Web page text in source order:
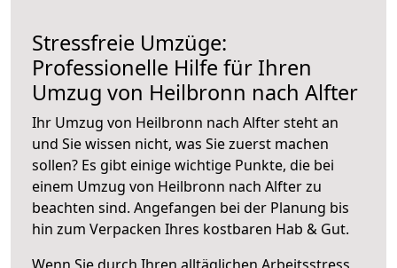
Stressfreie Umzüge:
Professionelle Hilfe für Ihren
Umzug von Heilbronn nach Alfter
Ihr Umzug von Heilbronn nach Alfter steht an
und Sie wissen nicht, was Sie zuerst machen
sollen? Es gibt einige wichtige Punkte, die bei
einem Umzug von Heilbronn nach Alfter zu
beachten sind. Angefangen bei der Planung bis
hin zum Verpacken Ihres kostbaren Hab & Gut.